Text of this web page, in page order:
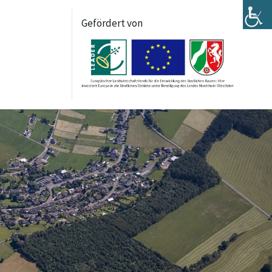
Gefördert von